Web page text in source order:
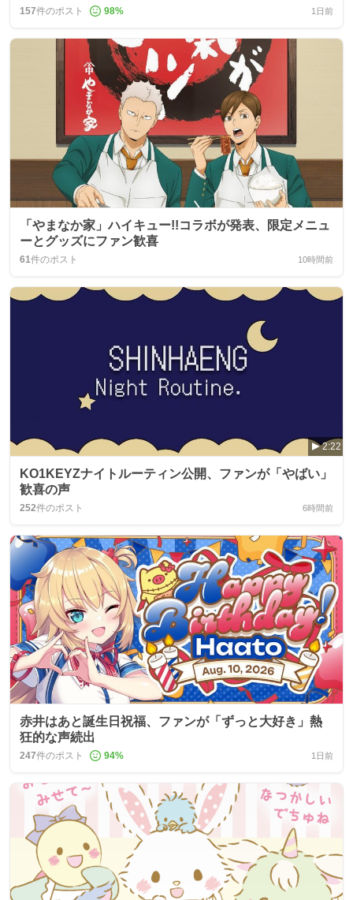
157件のポスト 98% 1日前
「やまなか家」ハイキュー!!コラボが発表、限定メニュ
ーとグッズにファン歓喜
61件のポスト 10時間前
2:22
KO1KEYZナイトルーティン公開、ファンが「やばい」
歓喜の声
252件のポスト 6時間前
赤井はあと誕生日祝福、ファンが「ずっと大好き」熱
狂的な声続出
247件のポスト 94% 1日前